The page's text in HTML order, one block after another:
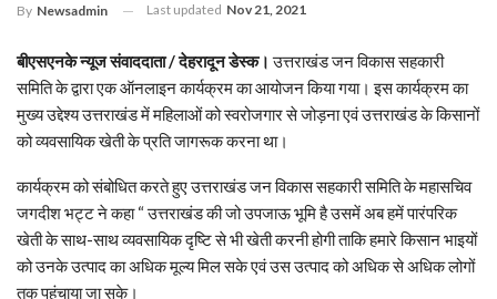
By Newsadmin Last updated Nov 21, 2021
बीएसएनके न्यूज संवाददाता / देहरादून डेस्क। उत्तराखंड जन विकास सहकारी
समिति के द्वारा एक ऑनलाइन कार्यक्रम का आयोजन किया गया। इस कार्यक्रम का
मुख्य उद्देश्य उत्तराखंड में महिलाओं को स्वरोजगार से जोड़ना एवं उत्तराखंड के किसानों
को व्यवसायिक खेती के प्रति जागरूक करना था।
कार्यक्रम को संबोधित करते हुए उत्तराखंड जन विकास सहकारी समिति के महासचिव
जगदीश भट्ट ने कहा “ उत्तराखंड की जो उपजाऊ भूमि है उसमें अब हमें पारंपरिक
खेती के साथ-साथ व्यवसायिक दृष्टि से भी खेती करनी होगी ताकि हमारे किसान भाइयों
को उनके उत्पाद का अधिक मूल्य मिल सके एवं उस उत्पाद को अधिक से अधिक लोगों
तक पहुंचाया जा सके।